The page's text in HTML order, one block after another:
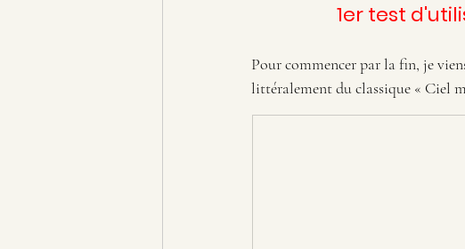
1er test
Pour commencer par la fin, je
littéralement du classique « Ciel